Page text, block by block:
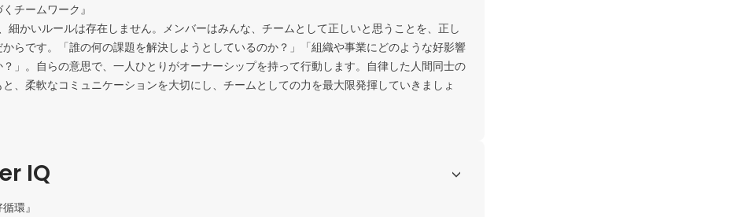
くチームワーク』
細かいルールは存在しません。メンバーはみんな、チームとして正しいと思うことを、正し
からです。「誰の何の課題を解決しようとしているのか？」「組織や事業にどのような好影響
」。自らの意思で、一人ひとりがオーナーシップを持って行動します。自律した人間同士の
、柔軟なコミュニケーションを大切にし、チームとしての力を最大限発揮していきましょ
IQ
環』